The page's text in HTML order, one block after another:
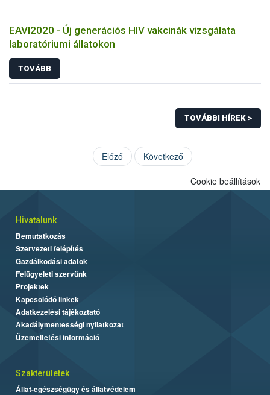
EAVI2020 - Új generációs HIV vakcinák vizsgálata
laboratóriumi állatokon
TOVÁBB
TOVÁBBI HÍREK >
Előző Következő
Cookie beállítások
Hivatalunk
Bemutatkozás
Szervezeti felépítés
Gazdálkodási adatok
Felügyeleti szervünk
Projektek
Kapcsolódó linkek
Adatkezelési tájékoztató
Akadálymentességi nyilatkozat
Üzemeltetési információ
Szakterületek
Állat-egészségügy és állatvédelem